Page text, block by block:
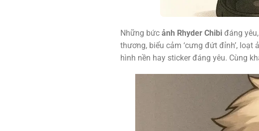
Những bức ảnh Rhyder Chibi đáng
thương, biểu cảm ‘cưng đứt đỉnh’,
hình nền hay sticker đáng yêu. Cùng